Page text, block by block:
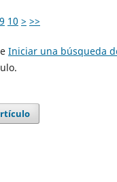
9 10 > >>
Iniciar una búsqueda